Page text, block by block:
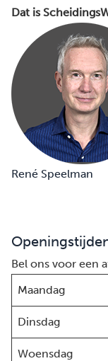
Dat is
René Speelman
Bel ons voor een
Maandag
Dinsdag
Woensdag